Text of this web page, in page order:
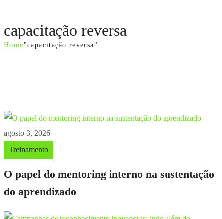
capacitação reversa
Home "capacitação reversa"
agosto 3, 2026
Treinamento
O papel do mentoring interno na sustentação
do aprendizado